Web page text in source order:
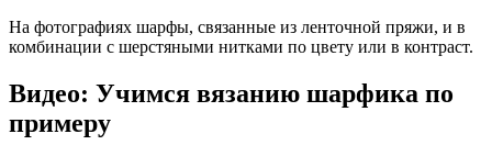
На фотографиях шарфы, связанные из ленточной пряжи, и в
комбинации с шерстяными нитками по цвету или в контраст.
Видео: Учимся вязанию шарфика по
примеру